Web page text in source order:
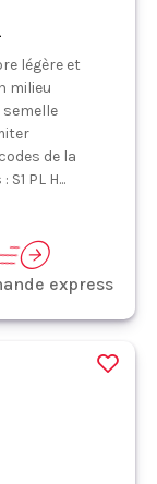
légère et
milieu
semelle
de la
PL H...
express